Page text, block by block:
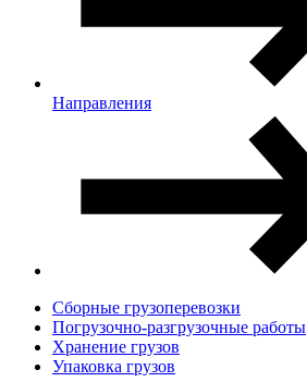
Направления
Сборные грузоперевозки
Погрузочно-разгрузочные работы
Хранение грузов
Упаковка грузов